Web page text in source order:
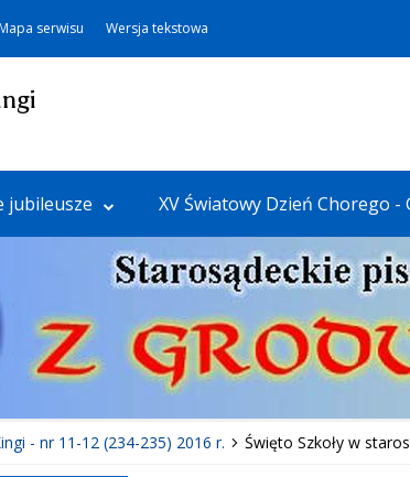
serwisu Wersja tekstowa
jubileusze XV Światowy Dzień Chorego -
- nr 11-12 (234-235) 2016 r. Święto Szkoły w